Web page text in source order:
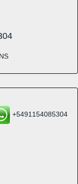
+5491154085304